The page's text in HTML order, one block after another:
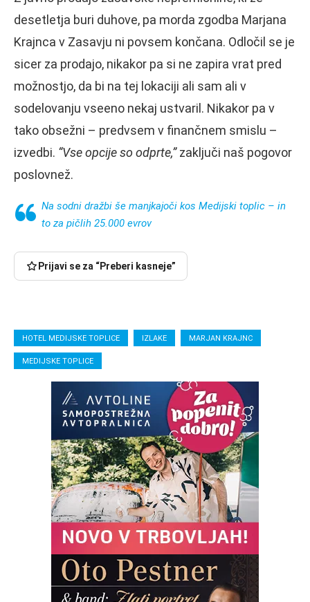
desetletja buri duhove, pa morda zgodba Marjana
Krajnca v Zasavju ni povsem končana. Odločil se je
sicer za prodajo, nikakor pa si ne zapira vrat pred
možnostjo, da bi na tej lokaciji ali sam ali v
sodelovanju vseeno nekaj ustvaril. Nikakor pa v
tako obsežni – predvsem v finančnem smislu –
izvedbi. “Vse opcije so odprte,”zaključi naš pogovor
poslovnež.
Na sodni dražbi še manjkajoči kos Medijski toplic – in
to za pičlih 25.000 evrov
Prijavi se za “Preberi kasneje”
HOTEL MEDIJSKE TOPLICE IZLAKE MARJAN KRAJNC
MEDIJSKE TOPLICE